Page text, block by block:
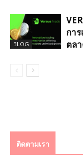
BLOG
การ
ตล
ติดตามเรา